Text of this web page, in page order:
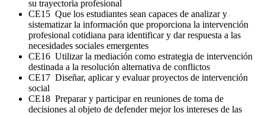
su trayectoria profesional
CE15 Que los estudiantes sean capaces de analizar y
sistematizar la información que proporciona la intervención
profesional cotidiana para identificar y dar respuesta a las
necesidades sociales emergentes
CE16 Utilizar la mediación como estrategia de intervención
destinada a la resolución alternativa de conflictos
CE17 Diseñar, aplicar y evaluar proyectos de intervención
social
CE18 Preparar y participar en reuniones de toma de
decisiones al objeto de defender mejor los intereses de las